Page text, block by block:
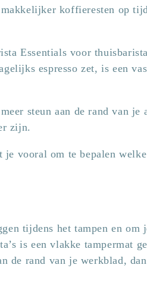
koffieresten op
Essentials voor
espresso zet, is een
steun aan de rand van je
zijn.
vooral om te bepalen
tijdens het tampen en om
is een vlakke tampermat
de rand van je werkblad,